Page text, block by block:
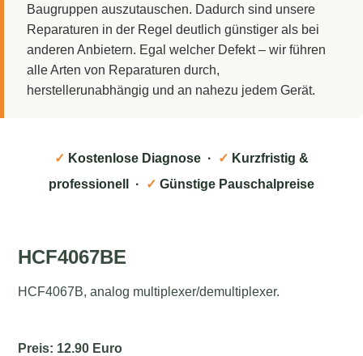
Baugruppen auszutauschen. Dadurch sind unsere
Reparaturen in der Regel deutlich günstiger als bei
anderen Anbietern. Egal welcher Defekt – wir führen
alle Arten von Reparaturen durch,
herstellerunabhängig und an nahezu jedem Gerät.
✓ Kostenlose Diagnose · ✓ Kurzfristig &
professionell ·
✓ Günstige Pauschalpreise
HCF4067BE
HCF4067B, analog multiplexer/demultiplexer.
Preis: 12.90 Euro